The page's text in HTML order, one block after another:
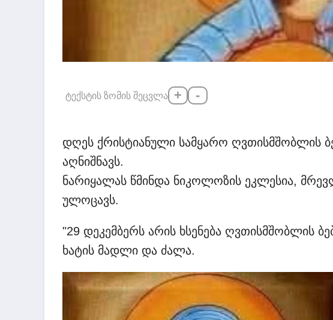
ტექსტის ზომის შეცვლა + -
დღეს ქრისტიანული სამყარო ღვთისმშობლის
აღნიშნავს.
ნარიყალას წმინდა ნიკოლოზის ეკლესია,
ულოცავს.
"29 დეკემბერს არის ხსენება ღვთისმშობლის
ხატის მადლი და ძალა.